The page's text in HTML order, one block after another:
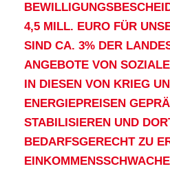
4,5 MILL. EURO FÜR
SIND CA. 3% DER
ANGEBOTE VON
IN DIESEN VON KRIEG
ENERGIEPREISEN
STABILISIEREN UND
BEDARFSGERECHT ZU